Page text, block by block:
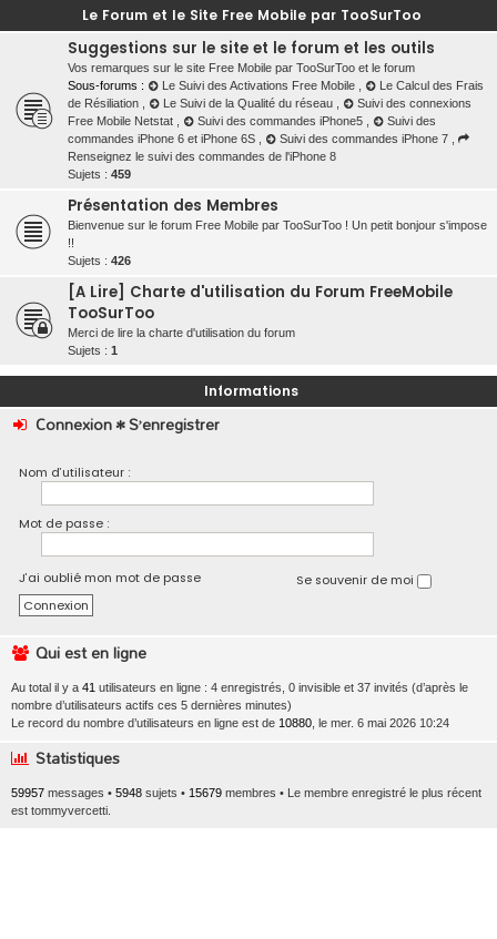
Le Forum et le Site Free Mobile par TooSurToo
Suggestions sur le site et le forum et les outils
Vos remarques sur le site Free Mobile par TooSurToo et le forum
Sous-forums :
Le Suivi des Activations Free Mobile
Le Calcul des Frais
de Résiliation
Le Suivi de la Qualité du réseau
Suivi des connexions
Free Mobile Netstat
Suivi des commandes iPhone5
Suivi des
commandes iPhone 6 et iPhone 6S
Suivi des commandes iPhone 7
Renseignez le suivi des commandes de l'iPhone 8
Sujets : 459
Présentation des Membres
Bienvenue sur le forum Free Mobile par TooSurToo ! Un petit bonjour s'impose
!!
Sujets : 426
[A Lire] Charte d'utilisation du Forum FreeMobile
TooSurToo
Merci de lire la charte d'utilisation du forum
Sujets : 1
Informations
Connexion•S’enregistrer
Nom d’utilisateur :
Mot de passe :
J’ai oublié mon mot de passe Se souvenir de moi
Qui est en ligne
Au total il y a 41 utilisateurs en ligne : 4 enregistrés, 0 invisible et 37 invités (d’après le
nombre d’utilisateurs actifs ces 5 dernières minutes)
Le record du nombre d’utilisateurs en ligne est de 10880 , le mer. 6 mai 2026 10:24
Statistiques
59957 messages • 5948 sujets • 15679 membres • Le membre enregistré le plus récent
est tommyvercetti